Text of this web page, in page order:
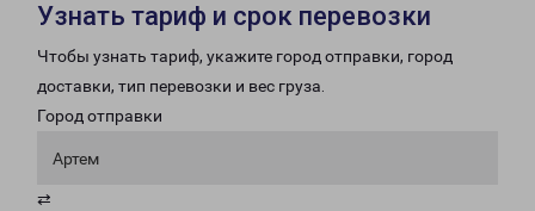
Узнать тариф и срок перевозки
Чтобы узнать тариф, укажите город отправки, город
доставки, тип перевозки и вес груза.
Город отправки
Артем
⇄